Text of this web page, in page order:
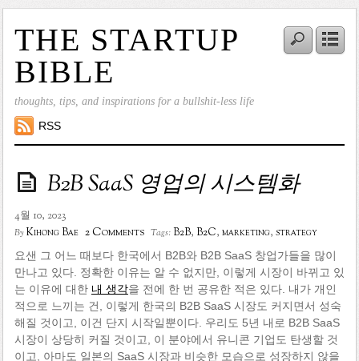
THE STARTUP
BIBLE
thoughts, tips, and inspirations for a bullshit-less life
RSS
B2B SaaS 영업의 시스템화
4월 10, 2023
ByKihong Bae 2 Comments Tags: B2B, B2C, marketing, strategy
요샌 그 어느 때보다 한국에서 B2B와 B2B SaaS 창업가들을 많이
만나고 있다. 정확한 이유는 알 수 없지만, 이렇게 시장이 바뀌고 있
는 이유에 대한 내 생각을 전에 한 번 공유한 적은 있다. 내가 개인
적으로 느끼는 건, 이렇게 한국의 B2B SaaS 시장도 커지면서 성숙
해질 것이고, 이건 단지 시작일뿐이다. 우리도 5년 내로 B2B SaaS
시장이 상당히 커질 것이고, 이 분야에서 유니콘 기업도 탄생할 것
이고, 아마도 일본의 SaaS 시장과 비슷한 모습으로 성장하지 않을